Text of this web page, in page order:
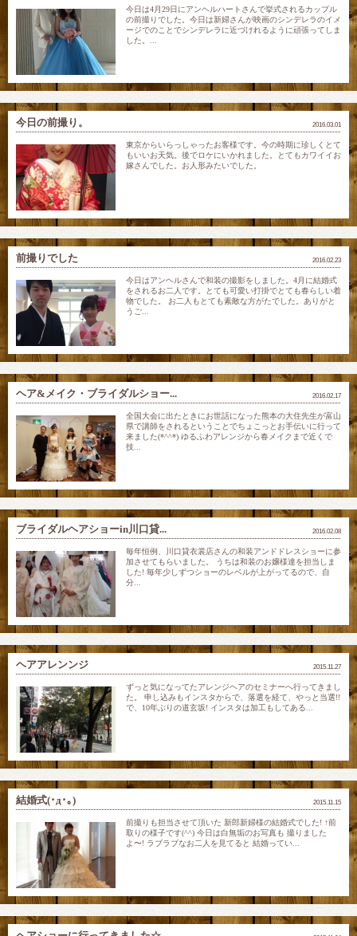
今日は4月29日にアンヘルハートさんで挙式されるカップル
の前撮りでした。今日は新婦さんが映画のシンデレラのイメ
ージでのことでシンデレラに近づけれるように頑張ってしま
した。...
2016.03.01
今日の前撮り。
東京からいらっしゃったお客様です。今の時期に珍しくとて
もいいお天気。後でロケにいかれました。とてもカワイイお
嫁さんでした。お人形みたいでした。
2016.02.23
前撮りでした
今日はアンヘルさんで和装の撮影をしました。4月に結婚式
をされるお二人です。とても可愛い打掛でとても春らしい着
物でした。 お二人もとても素敵な方がたでした。ありがと
うご...
2016.02.17
ヘア&メイク・ブライダルショー...
全国大会に出たときにお世話になった熊本の大住先生が富山
県で講師をされるということでちょこっとお手伝いに行って
来ました(*^^*) ゆるふわアレンジから春メイクまで近くで
技...
2016.02.08
ブライダルヘアショーin川口貸...
毎年恒例、川口貸衣裳店さんの和装アンドドレスショーに参
加させてもらいました。 うちは和装のお嬢様達を担当しま
した! 毎年少しずつショーのレベルが上がってるので、自
分...
2015.11.27
ヘアアレンンジ
ずっと気になってたアレンジヘアのセミナーへ行ってきまし
た。 申し込みもインスタからで、落選を経て、やっと当選!!
で、10年ぶりの道玄坂! インスタは加工もしてある...
2015.11.15
結婚式(･д･｡)
前撮りも担当させて頂いた 新郎新婦様の結婚式でした! ↑前
取りの様子です(^^) 今日は白無垢のお写真も 撮りました
よ〜! ラブラブなお二人を見てると 結婚ってい...